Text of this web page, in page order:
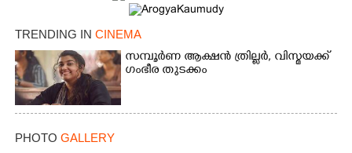
TRENDING IN CINEMA
സമ്പൂർണ ആക്ഷൻ ത്രില്ലർ,​ വിസ്മയക്ക്
ഗംഭീര തുടക്കം
PHOTO GALLERY